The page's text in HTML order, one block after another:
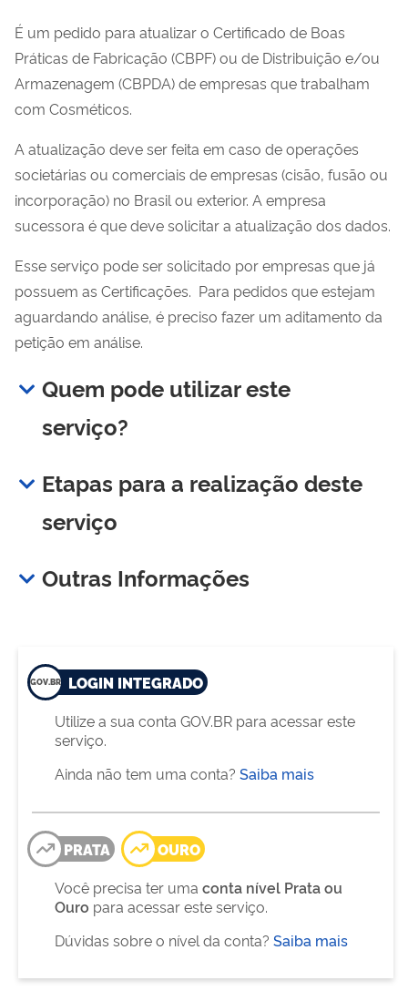
É um pedido para atualizar o Certificado de Boas
Práticas de Fabricação (CBPF) ou de Distribuição e/ou
Armazenagem (CBPDA) de empresas que trabalham
com Cosméticos.
A atualização deve ser feita em caso de operações
societárias ou comerciais de empresas (cisão, fusão ou
incorporação) no Brasil ou exterior. A empresa
sucessora é que deve solicitar a atualização dos dados.
Esse serviço pode ser solicitado por empresas que já
possuem as Certificações. Para pedidos que estejam
aguardando análise, é preciso fazer um aditamento da
petição em análise.
Quem pode utilizar este
serviço?
Etapas para a realização deste
serviço
Outras Informações
LOGIN INTEGRADO
Utilize a sua conta GOV.BR para acessar este
serviço.
Ainda não tem uma conta? Saiba mais
PRATA
OURO
Você precisa ter uma conta nível Prata ou
Ouro para acessar este serviço.
Dúvidas sobre o nível da conta? Saiba mais